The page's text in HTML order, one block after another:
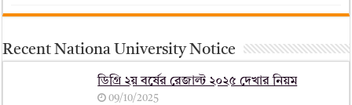
Recent Nationa University Notice
ডিগ্রি ২য় বর্ষের রেজাল্ট ২০২৫ দেখার নিয়ম
09/10/2025